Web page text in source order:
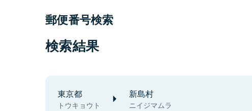
郵便番号検索
検索結果
東京都
トウキョウト
新島村
ニイジマムラ